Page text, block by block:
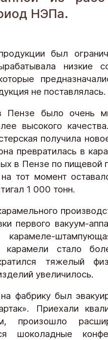
НЭПа.
был
низкие
не поставлялась.
было очень
высокого
получила
превратилась в
в Пензе по
тот момент
1 000 тонн.
первого вакуум-
карамеле-
карамели стало
тяжелый
увеличилось.
фабрику был
Приехали
произошло
шоколадные